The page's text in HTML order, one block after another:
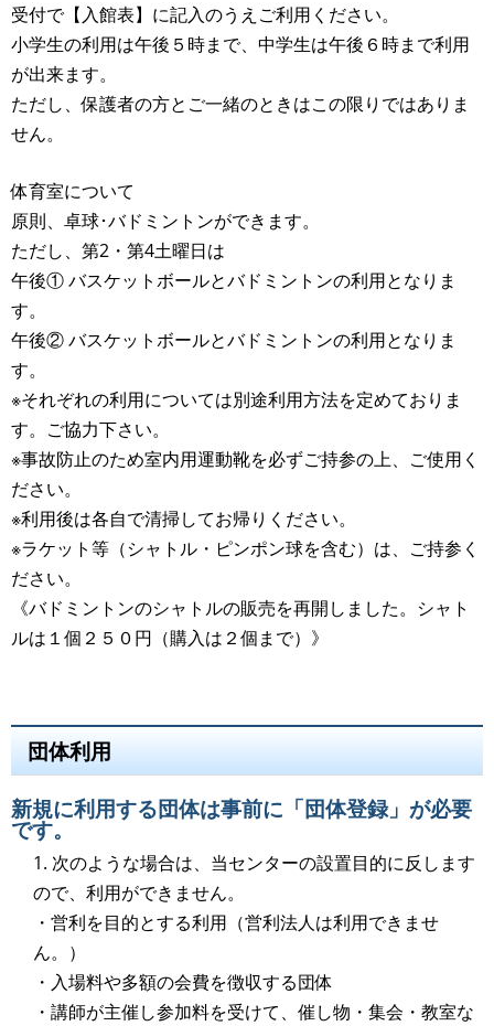
受付で【入館表】に記入のうえご利用ください。
小学生の利用は午後５時まで、中学生は午後６時まで利用
が出来ます。
ただし、保護者の方とご一緒のときはこの限りではありま
せん。
体育室について
原則、卓球･バドミントンができます。
ただし、第2・第4土曜日は
午後① バスケットボールとバドミントンの利用となりま
す。
午後② バスケットボールとバドミントンの利用となりま
す。
※それぞれの利用については別途利用方法を定めておりま
す。ご協力下さい。
※事故防止のため室内用運動靴を必ずご持参の上、ご使用く
ださい。
※利用後は各自で清掃してお帰りください。
※ラケット等（シャトル・ピンポン球を含む）は、ご持参く
ださい。
《バドミントンのシャトルの販売を再開しました。シャト
ルは１個２５０円（購入は２個まで）》
団体利用
新規に利用する団体は事前に「団体登録」が必要
です。
1. 次のような場合は、当センターの設置目的に反します
ので、利用ができません。
・営利を目的とする利用（営利法人は利用できませ
ん。）
・入場料や多額の会費を徴収する団体
・講師が主催し参加料を受けて、催し物・集会・教室な